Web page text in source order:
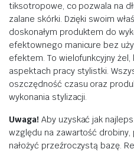
tiksotropowe, co pozwala na
zalane skórki. Dzięki swoim
doskonałym produktem do
efektownego manicure bez
efektem. To wielofunkcyjny
aspektach pracy stylistki.
oszczędność czasu oraz
wykonania stylizacji.
Uwaga! Aby uzyskać jak
względu na zawartość drobiny,
nałożyć przeźroczystą bazę.